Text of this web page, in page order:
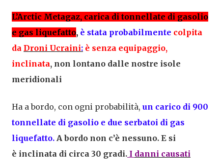
L’Arctic Metagaz, carica di tonnellate di gasolio
e gas liquefatto, è stata probabilmente colpita
da Droni Ucraini: è senza equipaggio,
inclinata, non lontano dalle nostre isole
meridionali
Ha a bordo, con ogni probabilità, un carico di 900
tonnellate di gasolio e due serbatoi di gas
liquefatto. A bordo non c’è nessuno. E si
è inclinata di circa 30 gradi. I danni causati